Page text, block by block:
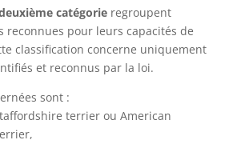
catégorieregroupent
reconnues pour leurs capacités de
classification concerne uniquement
et reconnus par la loi.
sont :
terrier ou American